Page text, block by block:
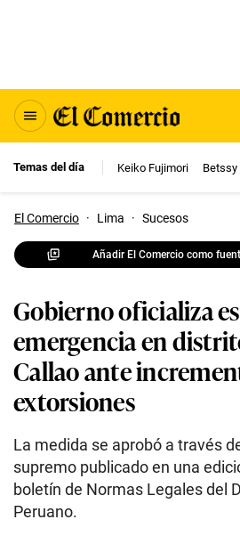
Temas del día Keiko Fujimori Betssy
El Comercio · Lima · Sucesos
Añadir El Comercio como
Gobierno oficializa
emergencia en
Callao ante
extorsiones
La medida se aprobó a través
supremo publicado en una
boletín de Normas Legales del
Peruano.